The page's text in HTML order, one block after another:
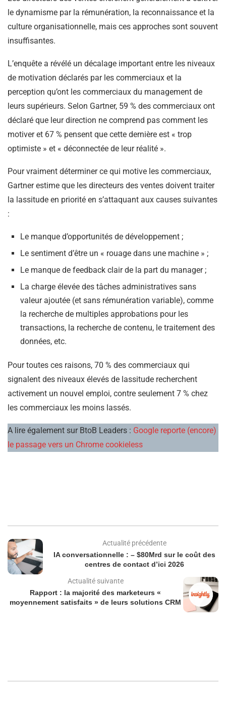
le dynamisme par la rémunération, la reconnaissance et la
culture organisationnelle, mais ces approches sont souvent
insuffisantes.
L’enquête a révélé un décalage important entre les niveaux
de motivation déclarés par les commerciaux et la
perception qu’ont les commerciaux du management de
leurs supérieurs. Selon Gartner, 59 % des commerciaux ont
déclaré que leur direction ne comprend pas comment les
motiver et 67 % pensent que cette dernière est « trop
optimiste » et « déconnectée de leur réalité ».
Pour vraiment déterminer ce qui motive les commerciaux,
Gartner estime que les directeurs des ventes doivent traiter
la lassitude en priorité en s’attaquant aux causes suivantes
:
Le manque d’opportunités de développement ;
Le sentiment d’être un « rouage dans une machine » ;
Le manque de feedback clair de la part du manager ;
La charge élevée des tâches administratives sans
valeur ajoutée (et sans rémunération variable), comme
la recherche de multiples approbations pour les
transactions, la recherche de contenu, le traitement des
données, etc.
Pour toutes ces raisons, 70 % des commerciaux qui
signalent des niveaux élevés de lassitude recherchent
activement un nouvel emploi, contre seulement 7 % chez
les commerciaux les moins lassés.
A lire également sur BtoB Leaders : Google reporte (encore)
le passage vers un Chrome cookieless
Actualité précédente
IA conversationnelle : – $80Mrd sur le coût des
centres de contact d’ici 2026
Actualité suivante
Rapport : la majorité des marketeurs «
moyennement satisfaits » de leurs solutions CRM